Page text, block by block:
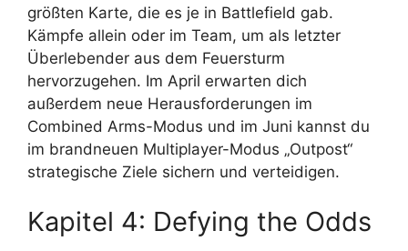
größten Karte, die es je in Battlefield gab.
Kämpfe allein oder im Team, um als letzter
Überlebender aus dem Feuersturm
hervorzugehen. Im April erwarten dich
außerdem neue Herausforderungen im
Combined Arms-Modus und im Juni kannst du
im brandneuen Multiplayer-Modus „Outpost“
strategische Ziele sichern und verteidigen.
Kapitel 4: Defying the Odds